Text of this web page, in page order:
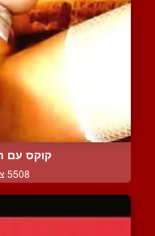
קוקס עם
5508 צפיות